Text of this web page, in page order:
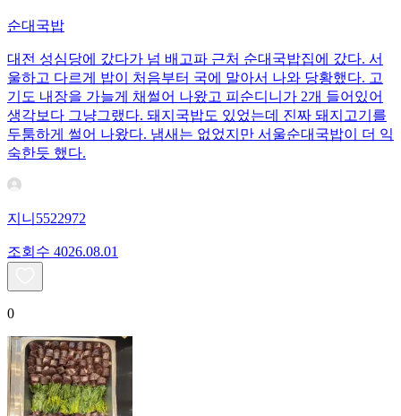
순대국밥
대전 성심당에 갔다가 넘 배고파 근처 순대국밥집에 갔다. 서
울하고 다르게 밥이 처음부터 국에 말아서 나와 당황했다. 고
기도 내장을 가늘게 채썰어 나왔고 피순디니가 2개 들어있어
생각보다 그냥그랬다. 돼지국밥도 있었는데 진짜 돼지고기를
두툼하게 썰어 나왔다. 냄새는 없었지만 서울순대국밥이 더 익
숙한듯 했다.
지니5522972
조회수 4026.08.01
0